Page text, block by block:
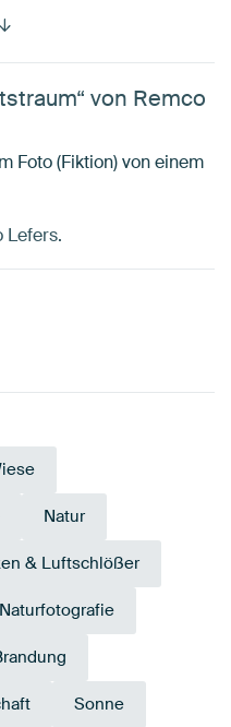
von Remco
Foto (Fiktion) von einem
Lefers.
Natur
& Luftschlößer
Naturfotografie
Sonne